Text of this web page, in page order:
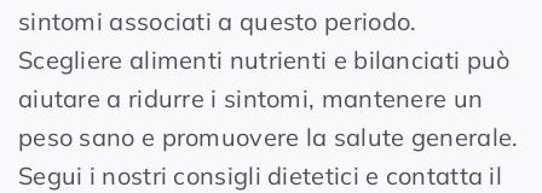
sintomi associati a questo periodo.
Scegliere alimenti nutrienti e bilanciati può
aiutare a ridurre i sintomi, mantenere un
peso sano e promuovere la salute generale.
Segui i nostri consigli dietetici e contatta il